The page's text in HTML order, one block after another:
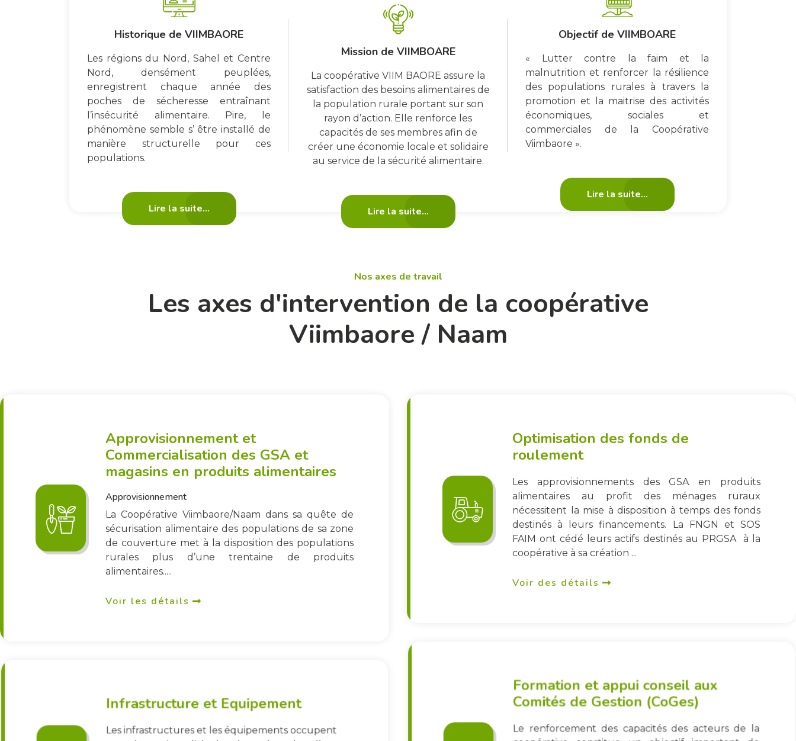
Historique de VIIMBAORE
Les régions du Nord, Sahel et Centre
Nord, densément peuplées,
enregistrent chaque année des
poches de sécheresse entraînant
l’insécurité alimentaire. Pire, le
phénomène semble s’ être installé de
manière structurelle pour ces
populations.
Lire la suite...
Mission de VIIMBOARE
La coopérative VIIM BAORE assure la
satisfaction des besoins alimentaires de
la population rurale portant sur son
rayon d’action. Elle renforce les
capacités de ses membres afin de
créer une économie locale et solidaire
au service de la sécurité alimentaire.
Lire la suite...
Objectif de VIIMBOARE
« Lutter contre la faim et la
malnutrition et renforcer la résilience
des populations rurales à travers la
promotion et la maitrise des activités
économiques, sociales et
commerciales de la Coopérative
Viimbaore ».
Lire la suite...
Nos axes de travail
Les axes d'intervention de la coopérative
Viimbaore / Naam
Approvisionnement et
Commercialisation des GSA et
magasins en produits alimentaires
Approvisionnement
La Coopérative Viimbaore/Naam dans sa quête de
sécurisation alimentaire des populations de sa zone
de couverture met à la disposition des populations
rurales plus d’une trentaine de produits
alimentaires.....
Voir les détails
Infrastructure et Equipement
Les infrastructures et les équipements occupent
Optimisation des fonds de
roulement
Les approvisionnements des GSA en produits
alimentaires au profit des ménages ruraux
nécessitent la mise à disposition à temps des fonds
destinés à leurs financements. La FNGN et SOS
FAIM ont cédé leurs actifs destinés au PRGSA à la
coopérative à sa création ...
Voir des détails
Formation et appui conseil aux
Comités de Gestion (CoGes)
Le renforcement des capacités des acteurs de la